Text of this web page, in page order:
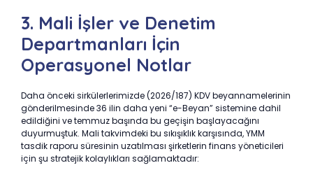
3. Mali İşler ve Denetim
Departmanları İçin
Operasyonel Notlar
Daha önceki sirkülerlerimizde (2026/187) KDV beyannamelerinin
gönderilmesinde 36 ilin daha yeni “e-Beyan” sistemine dahil
edildiğini ve temmuz başında bu geçişin başlayacağını
duyurmuştuk. Mali takvimdeki bu sıkışıklık karşısında, YMM
tasdik raporu süresinin uzatılması şirketlerin finans yöneticileri
için şu stratejik kolaylıkları sağlamaktadır: